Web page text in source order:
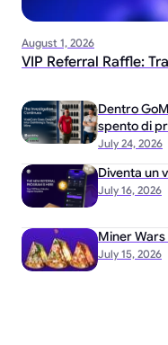
August 1, 2026
VIP Referral Raffle:
July 24, 2026
Dentro
spento di
July 16, 2026
Diventa un
July 15, 2026
Miner